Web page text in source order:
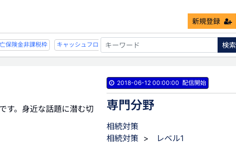
新規登録
法人 事業保障 就業不能 死亡保険金非課税枠 宗教法人
検索
す。身近な話題に潜む切
2018-06-12 00:00:00 配信開始
専門分野
相続対策
相続対策 > レベル1